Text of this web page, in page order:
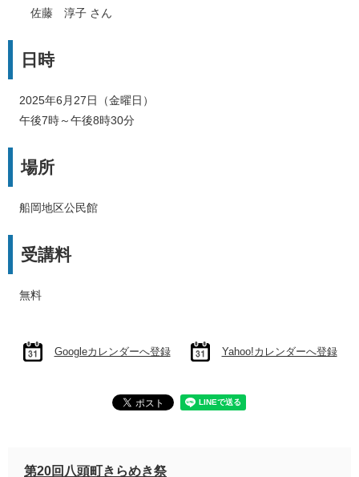
佐藤 淳子 さん
日時
​2025年6月27日（金曜日）
午後7時～午後8時30分
場所
船岡地区公民館
受講料
無料
Googleカレンダーへ登録 Yahoo!カレンダーへ登録
第20回八頭町きらめき祭